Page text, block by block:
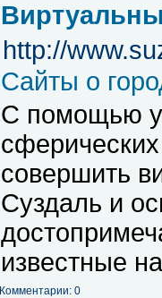
http://
Сайты о
С помощью
совершить
Суздаль и
известные
Комментарии: 0